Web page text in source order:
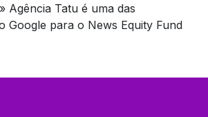
» Agência Tatu é uma das
Google para o News Equity Fund